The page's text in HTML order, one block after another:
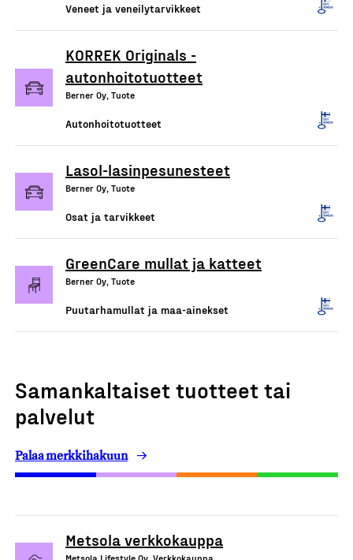
Veneet ja veneilytarvikkeet
KORREK Originals -
autonhoitotuotteet
Berner Oy, Tuote
Autonhoitotuotteet
Lasol-lasinpesunesteet
Berner Oy, Tuote
Osat ja tarvikkeet
GreenCare mullat ja katteet
Berner Oy, Tuote
Puutarhamullat ja maa-ainekset
Samankaltaiset tuotteet tai
palvelut
Palaa merkkihakuun
Metsola verkkokauppa
Metsola Lifestyle Oy, Verkkokauppa